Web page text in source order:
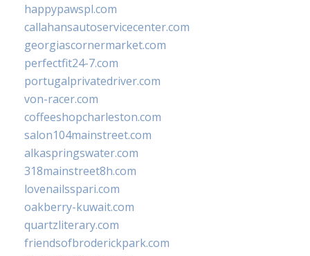
happypawspl.com
callahansautoservicecenter.com
georgiascornermarket.com
perfectfit24-7.com
portugalprivatedriver.com
von-racer.com
coffeeshopcharleston.com
salon104mainstreet.com
alkaspringswater.com
318mainstreet8h.com
lovenailsspari.com
oakberry-kuwait.com
quartzliterary.com
friendsofbroderickpark.com